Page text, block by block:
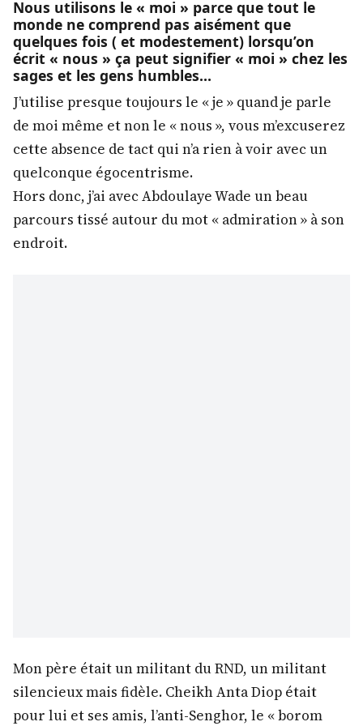
Nous utilisons le « moi » parce que tout le
monde ne comprend pas aisément que
quelques fois ( et modestement) lorsqu’on
écrit « nous » ça peut signifier « moi » chez les
sages et les gens humbles…
J’utilise presque toujours le « je » quand je parle
de moi même et non le « nous », vous m’excuserez
cette absence de tact qui n’a rien à voir avec un
quelconque égocentrisme.
Hors donc, j’ai avec Abdoulaye Wade un beau
parcours tissé autour du mot « admiration » à son
endroit.
Mon père était un militant du RND, un militant
silencieux mais fidèle. Cheikh Anta Diop était
pour lui et ses amis, l’anti-Senghor, le « borom